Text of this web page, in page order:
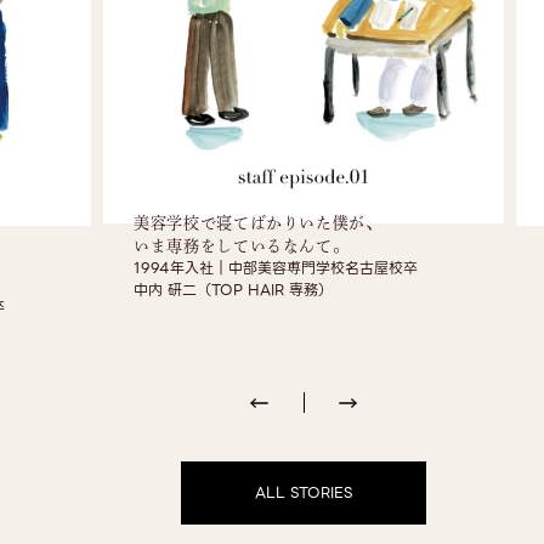
美容学校で寝てばかりいた僕が、
いま専務をしているなんて。
1994年入社｜中部美容尃門学校名古屋校卒
中内 研二（TOP HAIR 専務）
ALL STORIES